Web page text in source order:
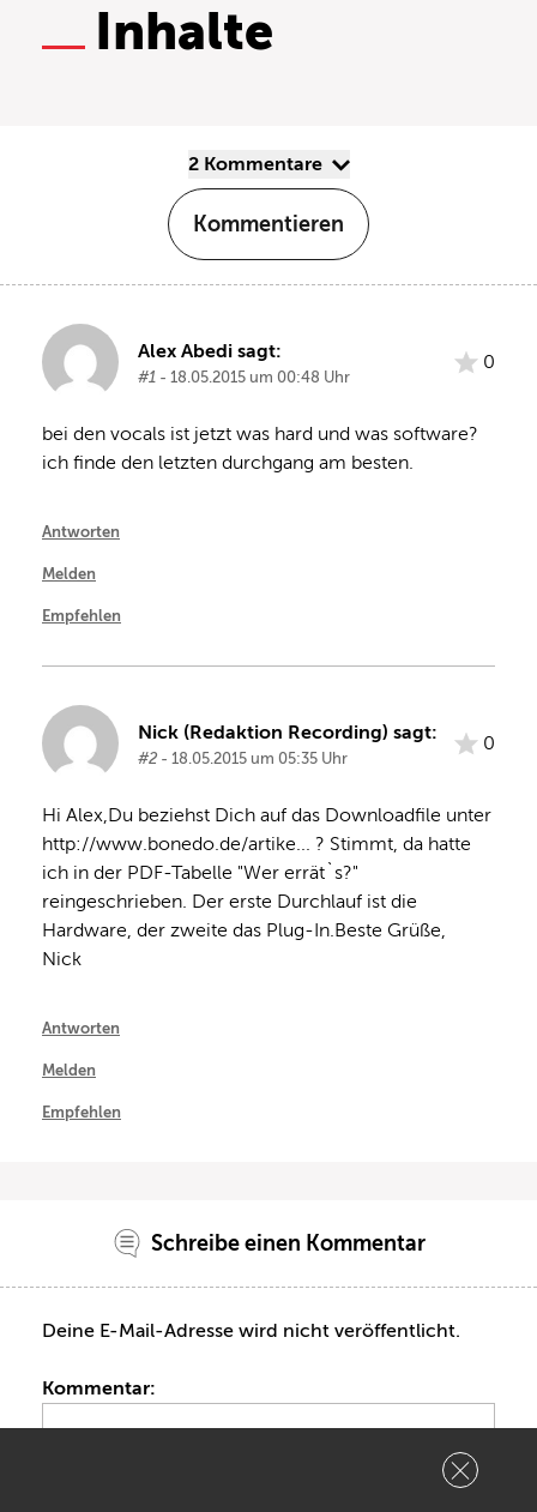
Inhalte
2 Kommentare
Kommentieren
Alex Abedi sagt:
#1 - 18.05.2015 um 00:48 Uhr
0
bei den vocals ist jetzt was hard und was software?
ich finde den letzten durchgang am besten.
Antworten
Melden
Empfehlen
Nick (Redaktion Recording) sagt:
#2 - 18.05.2015 um 05:35 Uhr
0
Hi Alex,Du beziehst Dich auf das Downloadfile unter
http://www.bonedo.de/artike... ? Stimmt, da hatte
ich in der PDF-Tabelle "Wer errät`s?"
reingeschrieben. Der erste Durchlauf ist die
Hardware, der zweite das Plug-In.Beste Grüße,
Nick
Antworten
Melden
Empfehlen
Schreibe einen Kommentar
Deine E-Mail-Adresse wird nicht veröffentlicht.
Kommentar: